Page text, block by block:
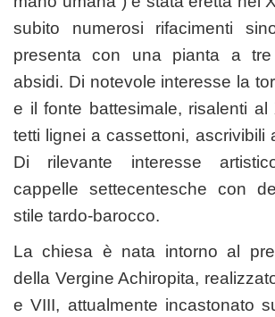
subito numerosi rifacimenti
presenta con una pianta a
absidi. Di notevole interesse la
e il fonte battesimale, risalenti
tetti lignei a cassettoni, ascrivibili
Di rilevante interesse
cappelle settecentesche con
stile tardo-barocco.
La chiesa è nata intorno al
della Vergine Achiropita,
e VIII, attualmente incastonato